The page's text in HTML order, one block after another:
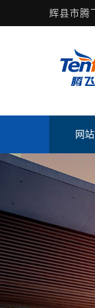
辉县市腾
网